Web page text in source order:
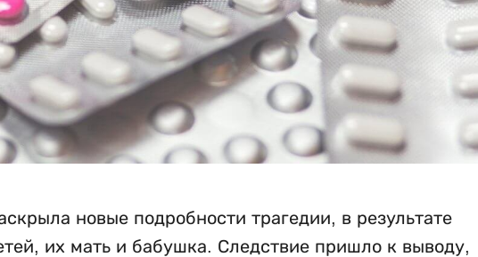
новые подробности трагедии, в результате
их мать и бабушка. Следствие пришло к выводу,